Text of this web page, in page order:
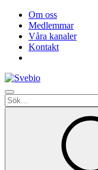
Om oss
Medlemmar
Våra kanaler
Kontakt